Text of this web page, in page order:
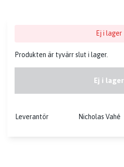
Ej i lager
Produkten är tyvärr slut i lager.
Ej i lager
Leverantör Nicholas Vahé